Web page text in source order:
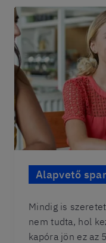
Alapvető
Mindig is
nem tudta, hol
kapóra jön ez az